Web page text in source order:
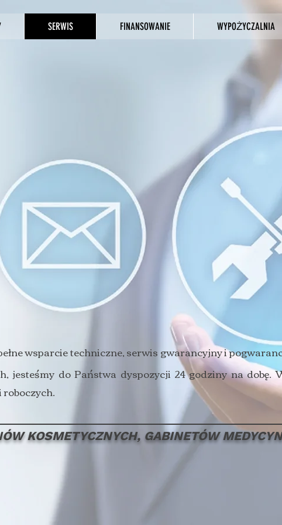
SERWIS FINANSOWANIE WYPOŻYCZALNIA
wsparcie techniczne, serwis gwarancyjny i
jesteśmy do Państwa dyspozycji 24 godziny na dobę.
KOSMETYCZNYCH, GABINETÓW